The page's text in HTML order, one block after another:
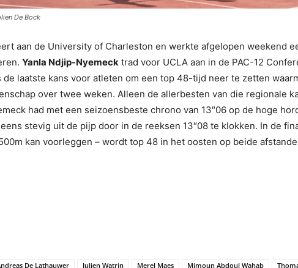
De Bock
aan de University of Charleston en werkte afgelopen weekend
Yanla Ndjip-Nyemeck trad voor UCLA aan in de PAC-12
de laatste kans voor atleten om een top 48-tijd neer te zetten
over twee weken. Alleen de allerbesten van die regionale
had met een seizoensbeste chrono van 13″06 op de hoge
stevig uit de pijp door in de reeksen 13″08 te klokken. In de
kan voorleggen – wordt top 48 in het oosten op beide
De Lathauwer Julien Watrin Merel Maes Mimoun Abdoul Wahab